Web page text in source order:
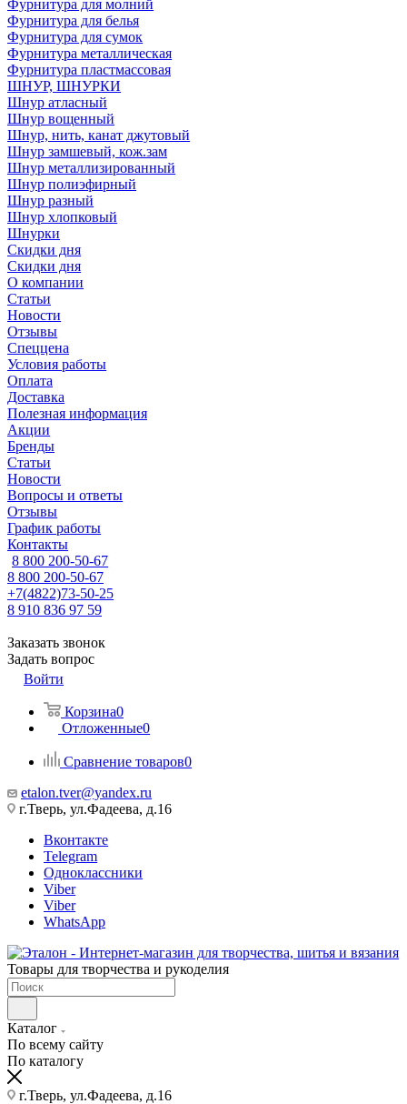
Фурнитура для молний
Фурнитура для белья
Фурнитура для сумок
Фурнитура металлическая
Фурнитура пластмассовая
ШНУР, ШНУРКИ
Шнур атласный
Шнур вощенный
Шнур, нить, канат джутовый
Шнур замшевый, кож.зам
Шнур металлизированный
Шнур полиэфирный
Шнур разный
Шнур хлопковый
Шнурки
Скидки дня
Скидки дня
О компании
Статьи
Новости
Отзывы
Спеццена
Условия работы
Оплата
Доставка
Полезная информация
Акции
Бренды
Статьи
Новости
Вопросы и ответы
Отзывы
График работы
Контакты
8 800 200-50-67
8 800 200-50-67
+7(4822)73-50-25
8 910 836 97 59
Заказать звонок
Задать вопрос
Войти
Корзина0
Отложенные0
Сравнение товаров0
etalon.tver@yandex.ru
г.Тверь, ул.Фадеева, д.16
Вконтакте
Telegram
Одноклассники
Viber
Viber
WhatsApp
Товары для творчества и рукоделия
Каталог
По всему сайту
По каталогу
г.Тверь, ул.Фадеева, д.16